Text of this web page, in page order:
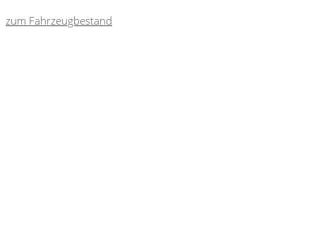
zum Fahrzeugbestand